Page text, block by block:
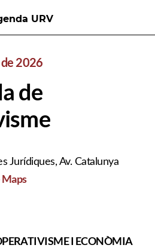
URV
2026
de
Jurídiques, Av. Catalunya
I ECONÒMIA